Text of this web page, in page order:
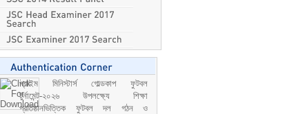
প্রাইম মিনিস্টার্স গোল্ডকাপ ফুটবল
টুর্নামেন্ট-২০২৬ উপলক্ষ্যে শিক্ষা
প্রতিষ্ঠানভিত্তিক ফুটবল দল গঠন ও